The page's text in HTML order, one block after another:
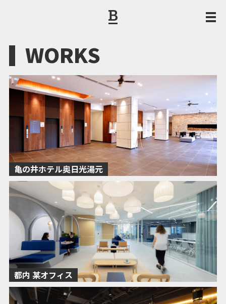
WORKS
亀の井ホテル奥日光湯元
都内 某オフィス